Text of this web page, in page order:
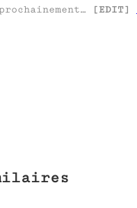
[EDIT]